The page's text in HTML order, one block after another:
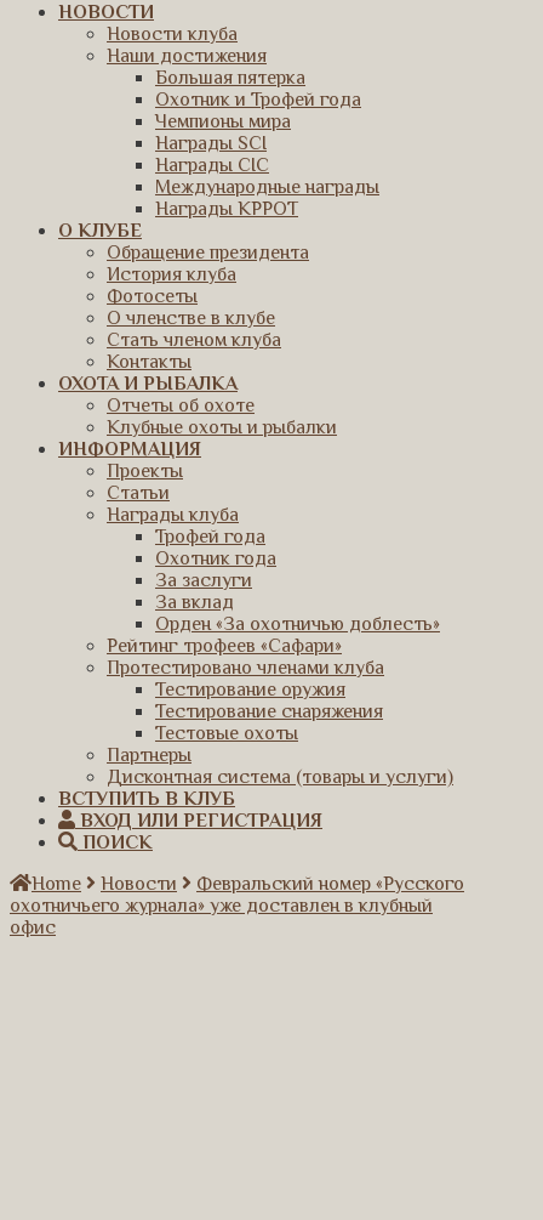
НОВОСТИ
Новости клуба
Наши достижения
Большая пятерка
Охотник и Трофей года
Чемпионы мира
Награды SCI
Награды CIC
Международные награды
Награды КРРОТ
О КЛУБЕ
Обращение президента
История клуба
Фотосеты
О членстве в клубе
Стать членом клуба
Контакты
ОХОТА И РЫБАЛКА
Отчеты об охоте
Клубные охоты и рыбалки
ИНФОРМАЦИЯ
Проекты
Статьи
Награды клуба
Трофей года
Охотник года
За заслуги
За вклад
Орден «За охотничью доблесть»
Рейтинг трофеев «Сафари»
Протестировано членами клуба
Тестирование оружия
Тестирование снаряжения
Тестовые охоты
Партнеры
Дисконтная система (товары и услуги)
ВСТУПИТЬ В КЛУБ
ВХОД ИЛИ РЕГИСТРАЦИЯ
ПОИСК
Home
Новости
Февральский номер «Русского
охотничьего журнала» уже доставлен в клубный
офис